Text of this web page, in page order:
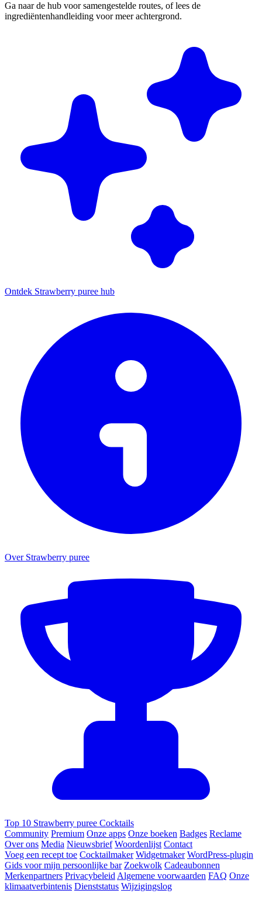
Ga naar de hub voor samengestelde routes, of lees de
ingrediëntenhandleiding voor meer achtergrond.
Ontdek Strawberry puree hub
Over Strawberry puree
Top 10 Strawberry puree Cocktails
Community Premium Onze apps Onze boeken Badges Reclame
Over ons Media Nieuwsbrief Woordenlijst Contact
Voeg een recept toe Cocktailmaker Widgetmaker WordPress-plugin
Gids voor mijn persoonlijke bar Zoekwolk Cadeaubonnen
Merkenpartners Privacybeleid Algemene voorwaarden FAQ Onze
klimaatverbintenis Dienststatus Wijzigingslog